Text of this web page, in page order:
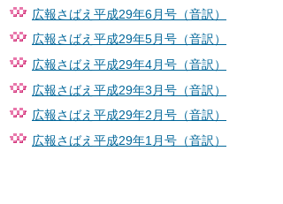
広報さばえ平成29年6月号（音訳）
広報さばえ平成29年5月号（音訳）
広報さばえ平成29年4月号（音訳）
広報さばえ平成29年3月号（音訳）
広報さばえ平成29年2月号（音訳）
広報さばえ平成29年1月号（音訳）